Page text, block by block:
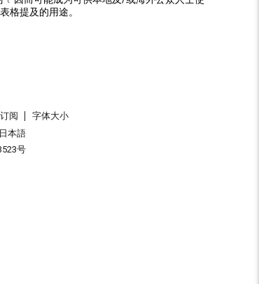
格提及的用途。
阅
字体大小
日本語
号